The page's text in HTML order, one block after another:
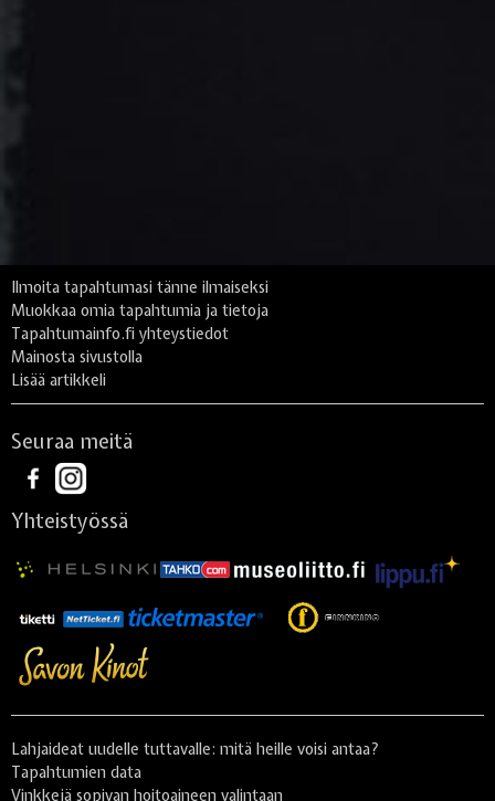
Ilmoita tapahtumasi tänne ilmaiseksi
Muokkaa omia tapahtumia ja tietoja
Tapahtumainfo.fi yhteystiedot
Mainosta sivustolla
Lisää artikkeli
Seuraa meitä
Yhteistyössä
Lahjaideat uudelle tuttavalle: mitä heille voisi antaa?
Tapahtumien data
Vinkkejä sopivan hoitoaineen valintaan